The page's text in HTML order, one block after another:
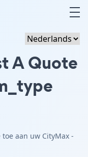
A Quote
aan uw CityMax -